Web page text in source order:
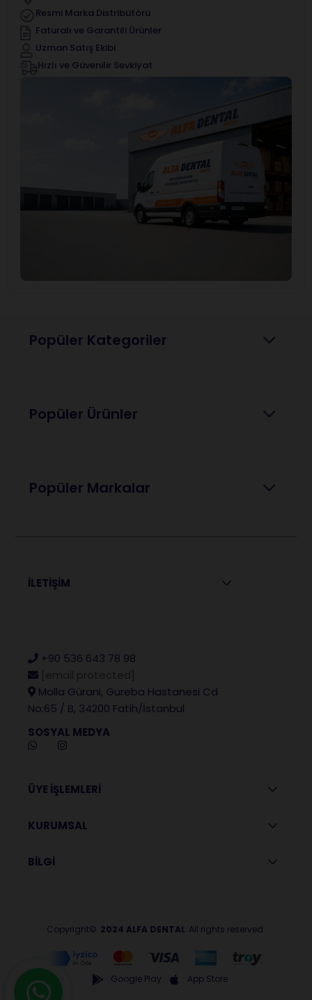
Resmi Marka Distribütörü
Faturalı ve Garantili Ürünler
Uzman Satış Ekibi
Hızlı ve Güvenilir Sevkiyat
Popüler Kategoriler
Popüler Ürünler
Popüler Markalar
İLETİŞİM
+90 536 643 78 98
Molla Gürani, Gureba Hastanesi Cd
No:65 / B, 34200 Fatih/İstanbul
SOSYAL MEDYA
ÜYE İŞLEMLERİ
KURUMSAL
BİLGİ
Copyright© 2024 ALFA DENTAL All rights reserved.
Google Play App Store